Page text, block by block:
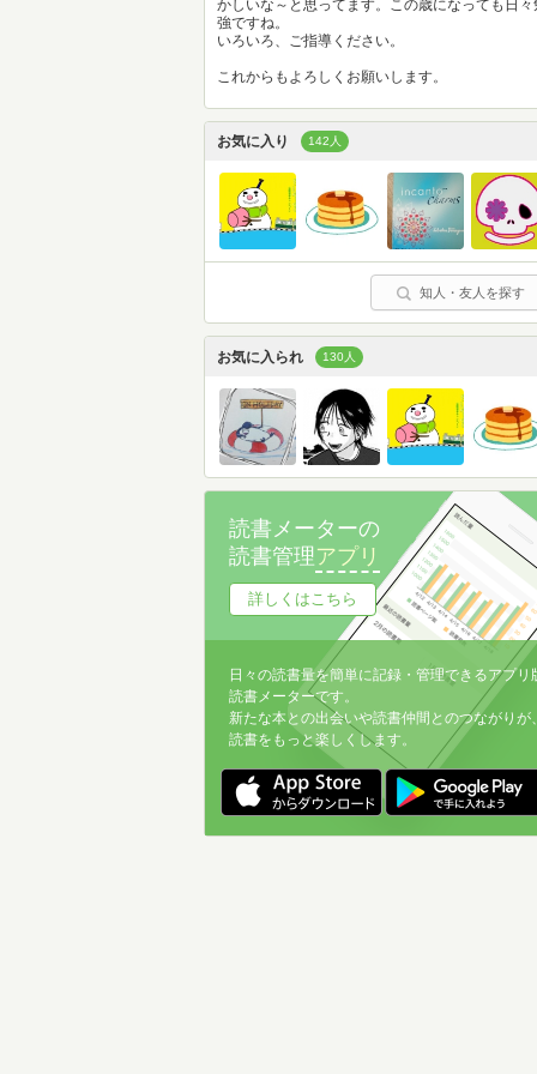
かしいな～と思ってます。この歳になっても日々
強ですね。
いろいろ、ご指導ください。
これからもよろしくお願いします。
お気に入り 142人
知人・友人を探す
お気に入られ 130人
読書メーターの
読書管理アプリ
詳しくはこちら
日々の読書量を簡単に記録・管理できるアプリ
読書メーターです。
新たな本との出会いや読書仲間とのつながりが
読書をもっと楽しくします。